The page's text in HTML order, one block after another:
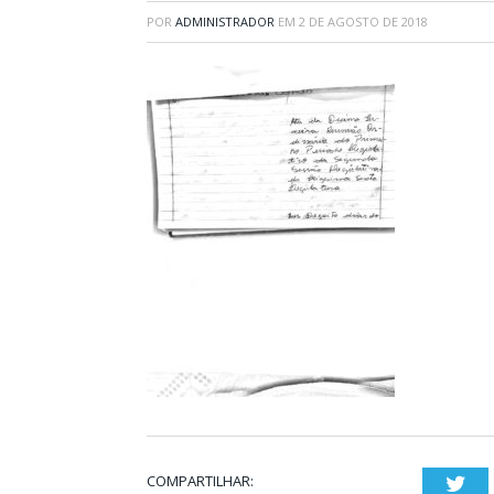
POR ADMINISTRADOR EM 2 DE AGOSTO DE 2018
COMPARTILHAR: